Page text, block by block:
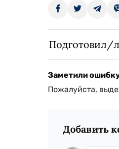
Подготовил/
Заметили
Пожалуйста,
Добавить